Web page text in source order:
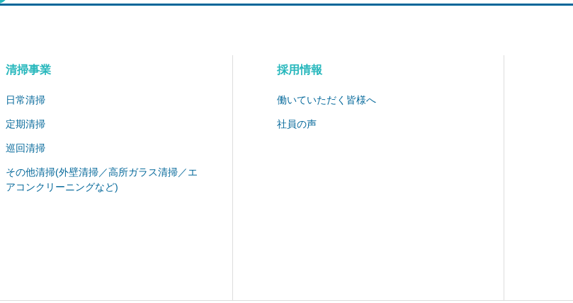
清掃事業
日常清掃
定期清掃
巡回清掃
その他清掃(外壁清掃／高所ガラス清掃／エ
アコンクリーニングなど)
採用情報
働いていただく皆様へ
社員の声